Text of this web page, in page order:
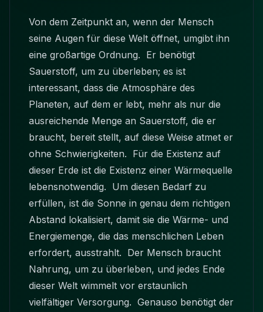
Von dem Zeitpunkt an, wenn der Mensch
seine Augen für diese Welt öffnet, umgibt ihn
eine großartige Ordnung. Er benötigt
Sauerstoff, um zu überleben; es ist
interessant, dass die Atmosphäre des
Planeten, auf dem er lebt, mehr als nur die
ausreichende Menge an Sauerstoff, die er
braucht, bereit stellt, auf diese Weise atmet er
ohne Schwierigkeiten. Für die Existenz auf
dieser Erde ist die Existenz einer Wärmequelle
lebensnotwendig. Um diesen Bedarf zu
erfüllen, ist die Sonne in genau dem richtigen
Abstand lokalisiert, damit sie die Wärme- und
Energiemenge, die das menschlichen Leben
erfordert, ausstrahlt. Der Mensch braucht
Nahrung, um zu überleben, und jedes Ende
dieser Welt wimmelt vor erstaunlich
vielfältiger Versorgung. Genauso benötigt der